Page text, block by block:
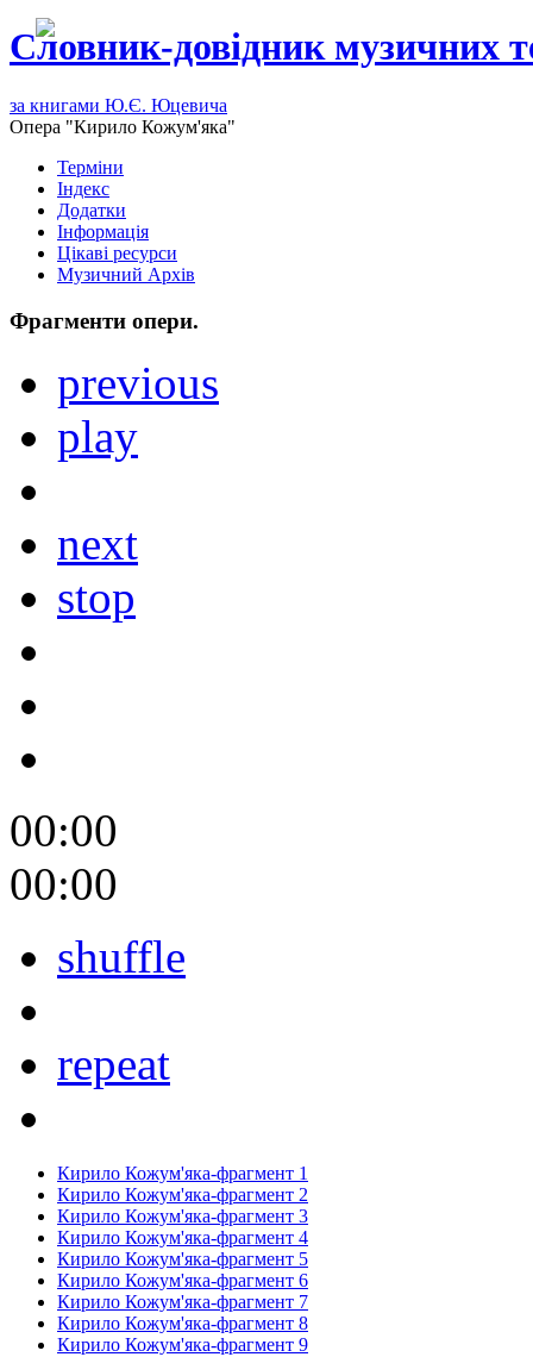
Словник-довідник музичних
за книгами Ю.Є. Юцевича
Опера "Кирило Кожум'яка"
Терміни
Індекс
Додатки
Інформація
Цікаві ресурси
Музичний Архів
Фрагменти опери.
previous
play
next
stop
00:00
00:00
shuffle
repeat
Кирило Кожум'яка-фрагмент 1
Кирило Кожум'яка-фрагмент 2
Кирило Кожум'яка-фрагмент 3
Кирило Кожум'яка-фрагмент 4
Кирило Кожум'яка-фрагмент 5
Кирило Кожум'яка-фрагмент 6
Кирило Кожум'яка-фрагмент 7
Кирило Кожум'яка-фрагмент 8
Кирило Кожум'яка-фрагмент 9